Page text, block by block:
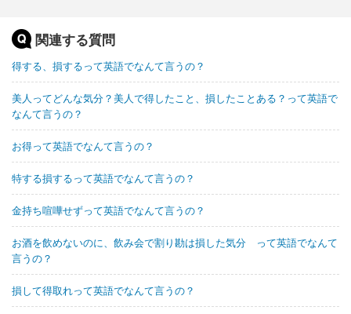
関連する質問
得する、損するって英語でなんて言うの？
美人ってどんな気分？美人で得したこと、損したことある？って英語で
なんて言うの？
お得って英語でなんて言うの？
特する損するって英語でなんて言うの？
金持ち喧嘩せずって英語でなんて言うの？
お酒を飲めないのに、飲み会で割り勘は損した気分 って英語でなんて
言うの？
損して得取れって英語でなんて言うの？